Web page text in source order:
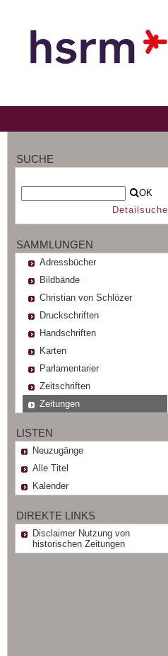
SUCHE
OK
Detailsuche
SAMMLUNGEN
Adressbücher
Bildbände
Christian von Schlözer
Druckschriften
Handschriften
Karten
Parlamentarier
Zeitschriften
Zeitungen
LISTEN
Neuzugänge
Alle Titel
Kalender
DIREKTE LINKS
Disclaimer Nutzung von
historischen Zeitungen